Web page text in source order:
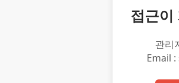
접근이
관리
Email